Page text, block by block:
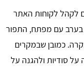
לקהל לקוחות האתר
בערב עם מפתח, התפור
כמובן שבמקרים
סודיות ולהגנה על